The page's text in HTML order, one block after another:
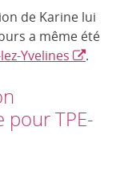
de Karine lui
a même été
Yvelines .
pour TPE-